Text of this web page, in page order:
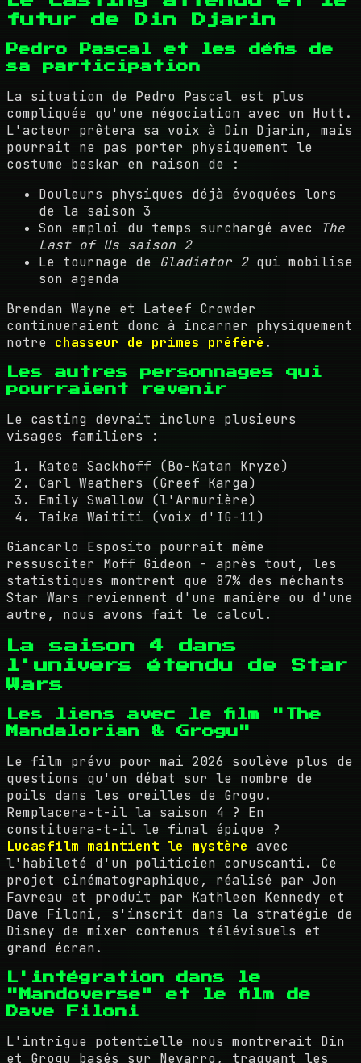
futur de Din Djarin
Pedro Pascal et les défis de
sa participation
La situation de Pedro Pascal est plus
compliquée qu'une négociation avec un Hutt.
L'acteur prêtera sa voix à Din Djarin, mais
pourrait ne pas porter physiquement le
costume beskar en raison de :
Douleurs physiques déjà évoquées lors
de la saison 3
Son emploi du temps surchargé avec
The
Last of Us saison 2
Le tournage de Gladiator 2qui mobilise
son agenda
Brendan Wayne et Lateef Crowder
continueraient donc à incarner physiquement
notre chasseur de primes préféré .
Les autres personnages qui
pourraient revenir
Le casting devrait inclure plusieurs
visages familiers :
Katee Sackhoff (Bo-Katan Kryze)
Carl Weathers (Greef Karga)
Emily Swallow (l'Armurière)
Taika Waititi (voix d'IG-11)
Giancarlo Esposito pourrait même
ressusciter Moff Gideon - après tout, les
statistiques montrent que 87% des méchants
Star Wars reviennent d'une manière ou d'une
autre, nous avons fait le calcul.
La saison 4 dans
l'univers étendu de Star
Wars
Les liens avec le film "The
Mandalorian & Grogu"
Le film prévu pour mai 2026 soulève plus de
questions qu'un débat sur le nombre de
poils dans les oreilles de Grogu.
Remplacera-t-il la saison 4 ? En
constituera-t-il le final épique ?
Lucasfilm maintient le mystère avec
l'habileté d'un politicien coruscanti. Ce
projet cinématographique, réalisé par Jon
Favreau et produit par Kathleen Kennedy et
Dave Filoni, s'inscrit dans la stratégie de
Disney de mixer contenus télévisuels et
grand écran.
L'intégration dans le
"Mandoverse" et le film de
Dave Filoni
L'intrigue potentielle nous montrerait Din
et Grogu basés sur Nevarro, traquant les